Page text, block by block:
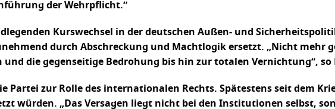
der Wehrpflicht.“
Kurswechsel in der deutschen Außen- und
durch Abschreckung und Machtlogik ersetzt. „Nicht
und die gegenseitige Bedrohung bis hin zur totalen Vernichtung“, so
Partei zur Rolle des internationalen Rechts. Spätestens seit dem
würden. „Das Versagen liegt nicht bei den Institutionen selbst,